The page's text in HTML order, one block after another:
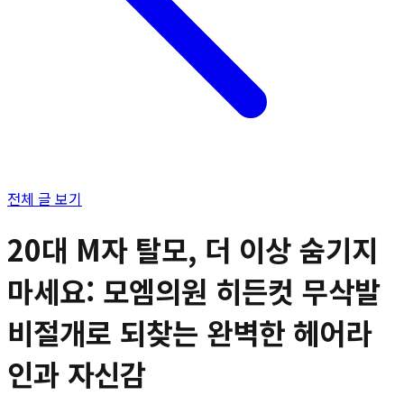
전체 글 보기
20대 M자 탈모, 더 이상 숨기지
마세요: 모엠의원 히든컷 무삭발
비절개로 되찾는 완벽한 헤어라
인과 자신감